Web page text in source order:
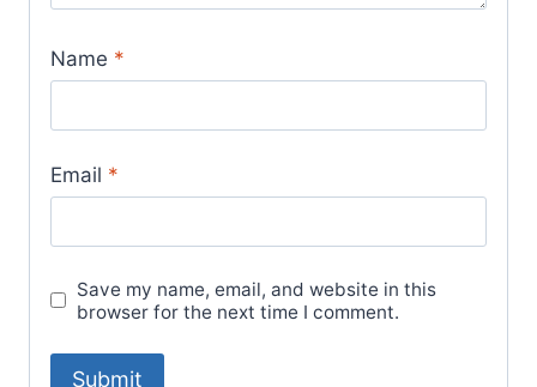
Name *
Email *
Save my name, email, and website in this
browser for the next time I comment.